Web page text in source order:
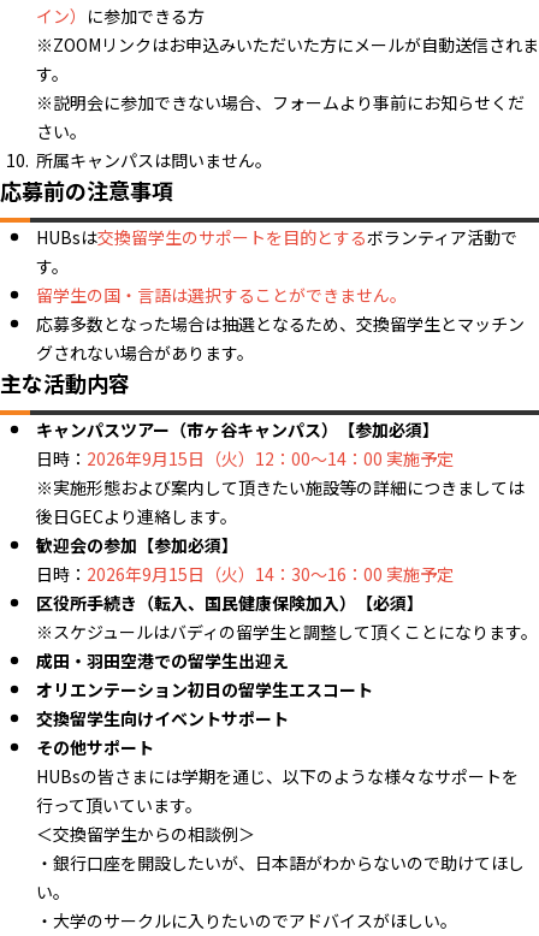
イン） に参加できる方
※ZOOMリンクはお申込みいただいた方にメールが自動送信されま
す。
※説明会に参加できない場合、フォームより事前にお知らせくだ
さい。
所属キャンパスは問いません。
応募前の注意事項
HUBsは交換留学生のサポートを目的とするボランティア活動で
す。
留学生の国・言語は選択することができません。
応募多数となった場合は抽選となるため、交換留学生とマッチン
グされない場合があります。
主な活動内容
キャンパスツアー（市ヶ谷キャンパス）【参加必須】
日時： 2026年9月15日（火）12：00～14：00 実施予定
※実施形態および案内して頂きたい施設等の詳細につきましては
後日GECより連絡します。
歓迎会の参加【参加必須】
日時： 2026年9月15日（火）14：30～16：00 実施予定
区役所手続き（転入、国民健康保険加入）【必須】
※スケジュールはバディの留学生と調整して頂くことになります。
成田・羽田空港での留学生出迎え
オリエンテーション初日の留学生エスコート
交換留学生向けイベントサポート
その他サポート
HUBsの皆さまには学期を通じ、以下のような様々なサポートを
行って頂いています。
＜交換留学生からの相談例＞
・銀行口座を開設したいが、日本語がわからないので助けてほし
い。
・大学のサークルに入りたいのでアドバイスがほしい。